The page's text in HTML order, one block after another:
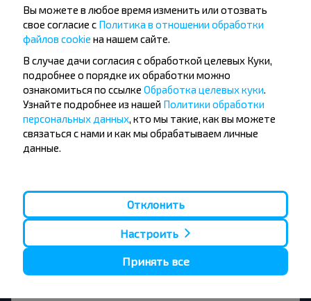
ГОМЕЛЬСКАЯ ОБЛ. Беларусь-
Широкое, поворот, Буда-
Кошелевский р-н ГОМЕЛЬСКАЯ ОБЛ.?
За сколько времени до поездки
лучше искать билет?
Дешевле ехать с пересадками или
прямым рейсом?
Вы можете в любое время изменить или отозвать
свое согласие с Политика в отношении обработки
файлов cookie на нашем сайте.
В случае дачи согласия с обработкой целевых Куки,
подробнее о порядке их обработки можно
ознакомиться по ссылке Обработка целевых куки.
Узнайте подробнее из нашей Политики обработки
персональных данных, кто мы такие, как вы можете
связаться с нами и как мы обрабатываем личные
данные.
Отклонить
Настроить
Принять все